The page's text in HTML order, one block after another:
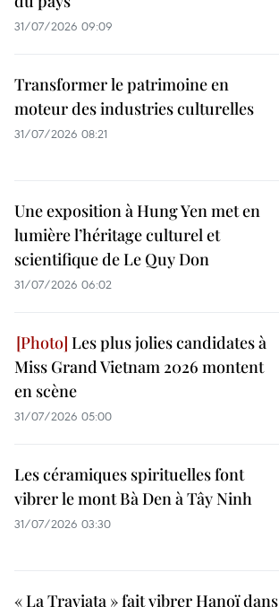
31/07/2026 09:09
Transformer le patrimoine en
moteur des industries culturelles
31/07/2026 08:21
Une exposition à Hung Yen met en
lumière l’héritage culturel et
scientifique de Le Quy Don
31/07/2026 06:02
Les plus jolies candidates à
Miss Grand Vietnam 2026 montent
en scène
31/07/2026 05:00
Les céramiques spirituelles font
vibrer le mont Bà Den à Tây Ninh
31/07/2026 03:30
« La Traviata » fait vibrer Hanoï dans